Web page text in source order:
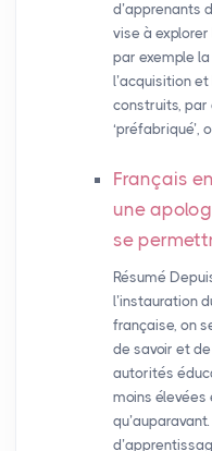
d’apprenants
vise à explorer
par exemple
l’acquisition
construits, par
‘préfabriqué’,
Français
une
se
Résumé
l’instauration
française, on
de savoir et
autorités
moins élevées